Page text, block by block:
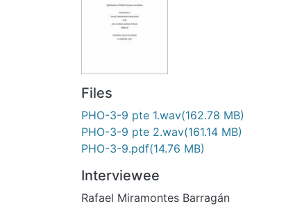
Files
PHO-3-9 pte 1.wav(162.78 MB)
PHO-3-9 pte 2.wav(161.14 MB)
PHO-3-9.pdf(14.76 MB)
Interviewee
Rafael Miramontes Barragán